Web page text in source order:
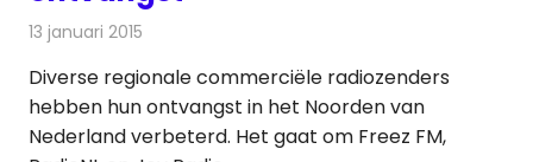
13 januari 2015
Diverse regionale commerciële radiozenders
hebben hun ontvangst in het Noorden van
Nederland verbeterd. Het gaat om Freez FM,